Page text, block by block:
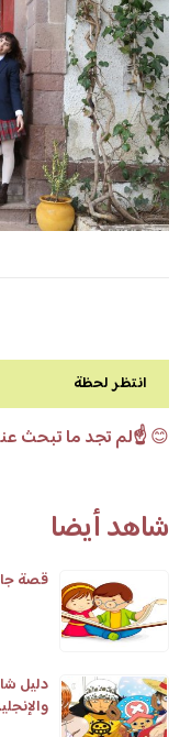
انتظر لحظة
😊☝️لم تجد ما تبحث
شاهد أيضا
قصة
دليل